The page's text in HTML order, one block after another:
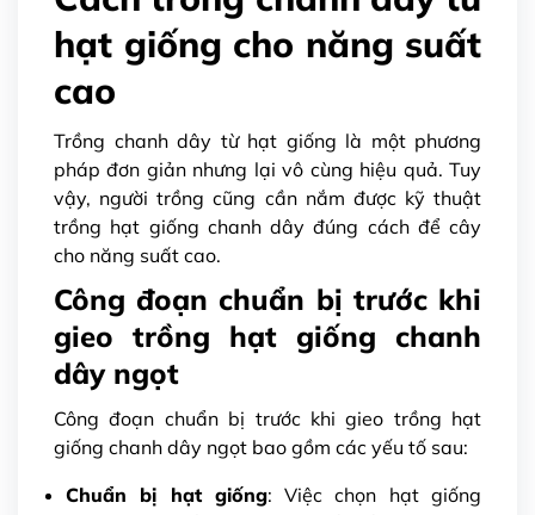
hạt giống cho năng suất
cao
Trồng chanh dây từ hạt giống là một phương
pháp đơn giản nhưng lại vô cùng hiệu quả. Tuy
vậy, người trồng cũng cần nắm được kỹ thuật
trồng hạt giống chanh dây đúng cách để cây
cho năng suất cao.
Công đoạn chuẩn bị trước khi
gieo trồng hạt giống chanh
dây ngọt
Công đoạn chuẩn bị trước khi gieo trồng hạt
giống chanh dây ngọt bao gồm các yếu tố sau:
Chuẩn bị hạt giống: Việc chọn hạt giống